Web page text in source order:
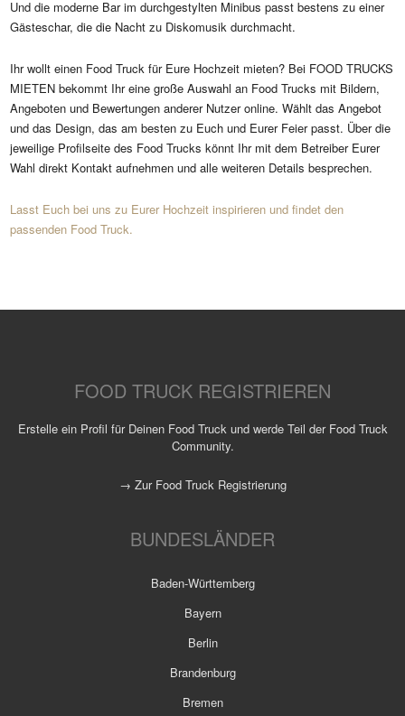
Und die moderne Bar im durchgestylten Minibus passt bestens zu einer
Gästeschar, die die Nacht zu Diskomusik durchmacht.
Ihr wollt einen Food Truck für Eure Hochzeit mieten? Bei FOOD TRUCKS
MIETEN bekommt Ihr eine große Auswahl an Food Trucks mit Bildern,
Angeboten und Bewertungen anderer Nutzer online. Wählt das Angebot
und das Design, das am besten zu Euch und Eurer Feier passt. Über die
jeweilige Profilseite des Food Trucks könnt Ihr mit dem Betreiber Eurer
Wahl direkt Kontakt aufnehmen und alle weiteren Details besprechen.
Lasst Euch bei uns zu Eurer Hochzeit inspirieren und findet den
passenden Food Truck.
FOOD TRUCK REGISTRIEREN
Erstelle ein Profil für Deinen Food Truck und werde Teil der Food Truck
Community.
→ Zur Food Truck Registrierung
BUNDESLÄNDER
Baden-Württemberg
Bayern
Berlin
Brandenburg
Bremen